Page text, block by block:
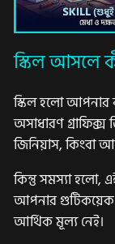
স্কিল আসলে
স্কিল হলো আপনার
অসাধারণ
জিনিয়াস, কিংবা
কিন্তু সমস্যা
আপনার গুটিকয়েক
আর্থিক মূল্য নেই।